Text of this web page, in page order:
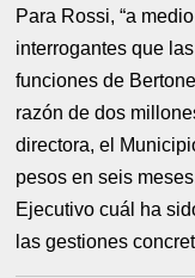
Para Rossi, “a
interrogantes que
funciones de
razón de dos
directora, el
pesos en seis
Ejecutivo cuál ha
las gestiones